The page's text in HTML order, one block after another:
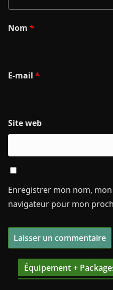
Nom *
E-mail *
Site web
Enregistrer mon nom,
navigateur pour mon
Équipement +